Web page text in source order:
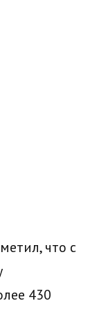
что с
430